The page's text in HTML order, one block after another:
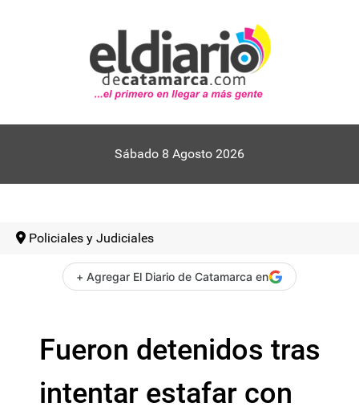
Sábado 8 Agosto 2026
Policiales y Judiciales
+ Agregar El Diario de Catamarca en
Fueron detenidos tras
intentar estafar con